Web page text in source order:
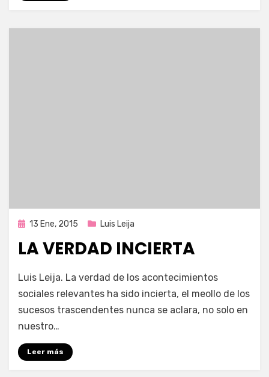
Publicada
13 Ene, 2015 Luis Leija
LA VERDAD INCIERTA
por Enrique
Luis Leija. La verdad de los acontecimientos
sociales relevantes ha sido incierta, el meollo de los
sucesos trascendentes nunca se aclara, no solo en
nuestro…
Leer más